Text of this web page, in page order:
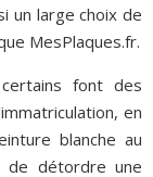
un large choix de
MesPlaques.fr.
font des
en
blanche au
de détordre une